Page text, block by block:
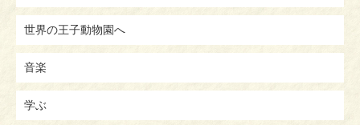
世界の王子動物園へ
音楽
学ぶ